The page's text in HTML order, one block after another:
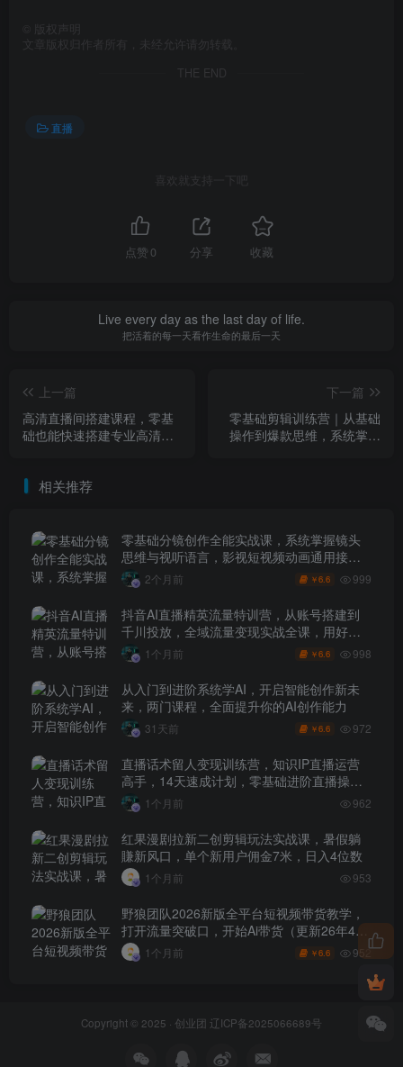
版权声明
文章版权归作者所有，未经允许请勿转载。
THE END
直播
喜欢就支持一下吧
点赞 0 分享 收藏
Live every day as the last day of life.
把活着的每一天看作生命的最后一天
上一篇
高清直播间搭建课程，零基
础也能快速搭建专业高清直
下一篇
零基础剪辑训练营｜从基础
操作到爆款思维，系统掌握
相关推荐
零基础分镜创作全能实战课，系统掌握镜头
思维与视听语言，影视短视频动画通用接单
技能2个月前 ￥6.6 999
抖音AI直播精英流量特训营，从账号搭建到
千川投放，全域流量变现实战全课，用好工
具让賺钱更简单
1个月前 ￥6.6 998
从入门到进阶系统学AI，开启智能创作新未
来，两门课程，全面提升你的AI创作能力
31天前 ￥6.6 972
直播话术留人变现训练营，知识IP直播运营
高手，14天速成计划，零基础进阶直播操盘
手
1个月前 962
红果漫剧拉新二创剪辑玩法实战课，暑假躺
賺新风口，单个新用户佣金7米，日入4位数
1个月前 953
野狼团队2026新版全平台短视频带货教学，
打开流量突破口，开始Ai带货（更新26年4月
25日）1个月前 ￥6.6 952
Copyright © 2025 · 创业团 辽ICP备2025066689号